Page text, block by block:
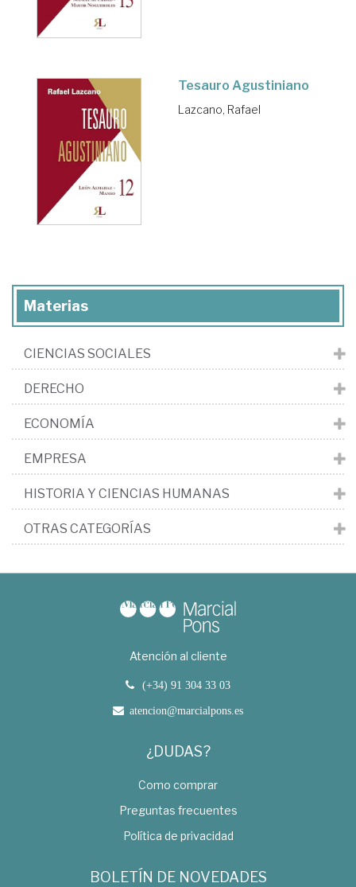
Tesauro Agustiniano
Lazcano, Rafael
Materias
CIENCIAS SOCIALES
DERECHO
ECONOMÍA
EMPRESA
HISTORIA Y CIENCIAS HUMANAS
OTRAS CATEGORÍAS
Atención al cliente
(+34) 91 304 33 03
atencion@marcialpons.es
¿DUDAS?
Como comprar
Preguntas frecuentes
Política de privacidad
BOLETÍN DE NOVEDADES